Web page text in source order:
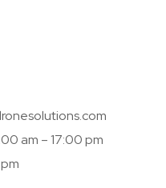
am – 17:00 pm